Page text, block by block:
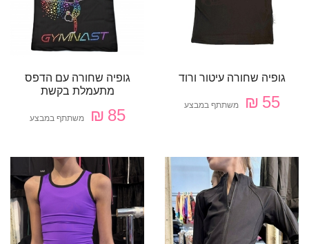
גופיה שחורה עיטור ורוד
55 ₪ משתתף במבצע
גופיה שחורה עם הדפס
מתעמלת בקשת
85 ₪ משתתף במבצע